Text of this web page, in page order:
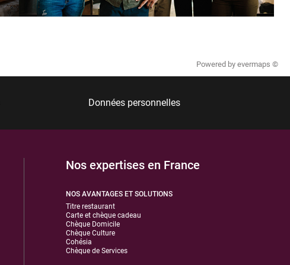
Powered by evermaps ©
Données personnelles
Nos expertises en France
NOS AVANTAGES ET SOLUTIONS
Titre restaurant
Carte et chèque cadeau
Chèque Domicile
Chèque Culture
Cohésia
Chèque de Services